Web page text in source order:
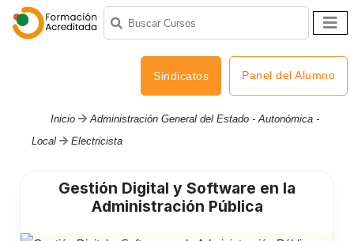
Sindicatos Panel del Alumno
Inicio
Administración General del Estado - Autonómica -
Local
Electricista
Gestión Digital y Software en la
Administración Pública